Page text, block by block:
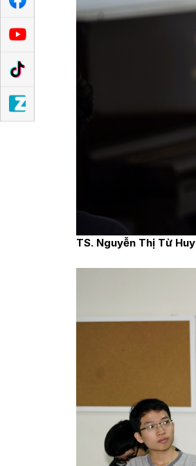
TS. Nguyễn Thị Từ Huy